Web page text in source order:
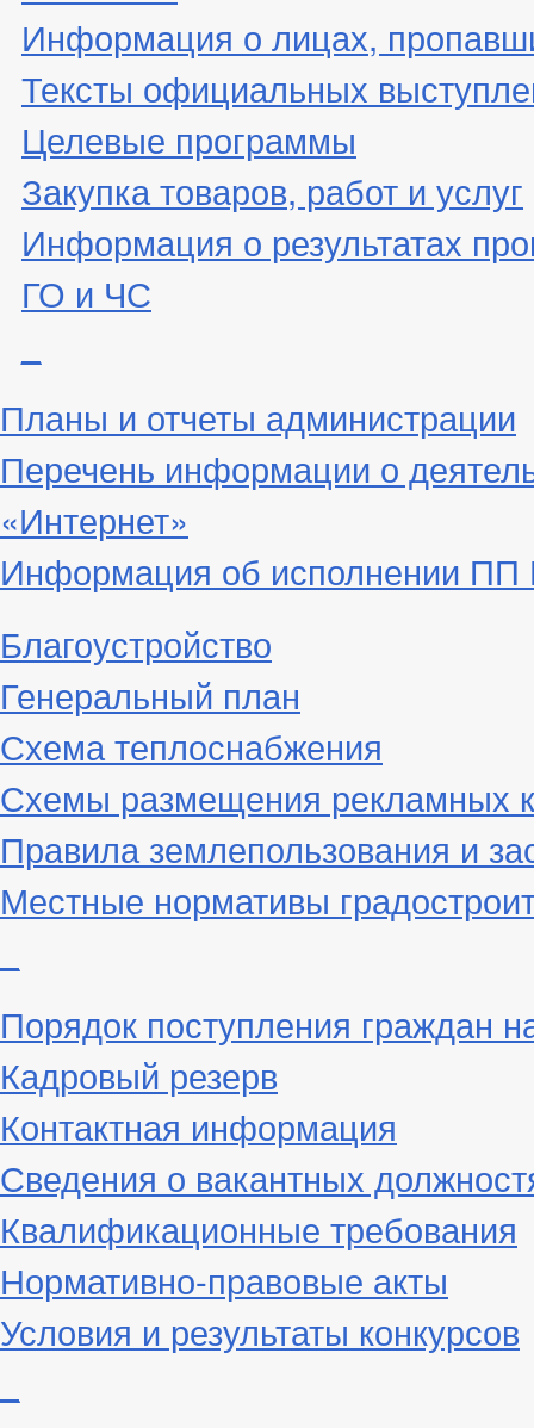
Информация о лицах,
Тексты официальных
Целевые программы
Закупка товаров, работ и услуг
Информация о результатах
ГО и ЧС
Планы и отчеты администрации
Перечень информации о
«Интернет»
Информация об исполнении ПП
Благоустройство
Генеральный план
Схема теплоснабжения
Схемы размещения рекламных
Правила землепользования и
Местные нормативы
Порядок поступления граждан
Кадровый резерв
Контактная информация
Сведения о вакантных
Квалификационные требования
Нормативно-правовые акты
Условия и результаты конкурсов